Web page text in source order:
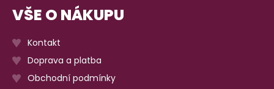
VŠE O NÁKUPU
Kontakt
Doprava a platba
Obchodní podmínky